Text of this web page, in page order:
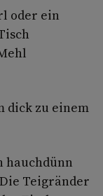
oder ein
dick zu einem
hauchdünn
Teigränder